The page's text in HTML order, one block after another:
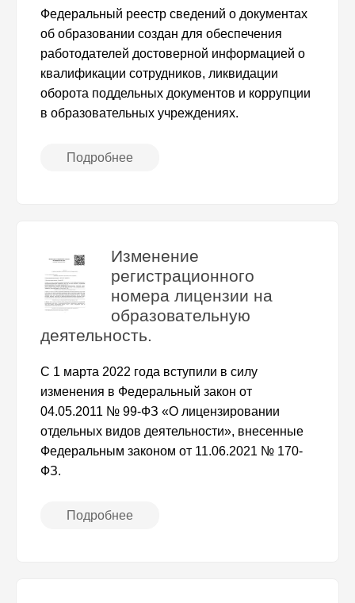
Федеральный реестр сведений о документах
об образовании создан для обеспечения
работодателей достоверной информацией о
квалификации сотрудников, ликвидации
оборота поддельных документов и коррупции
в образовательных учреждениях.
Подробнее
Изменение
регистрационного
номера лицензии на
образовательную
деятельность.
С 1 марта 2022 года вступили в силу
изменения в Федеральный закон от
04.05.2011 № 99-ФЗ «О лицензировании
отдельных видов деятельности», внесенные
Федеральным законом от 11.06.2021 № 170-
ФЗ.
Подробнее